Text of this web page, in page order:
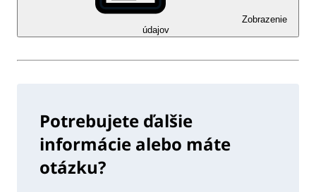
Zobrazenie
údajov
Potrebujete ďalšie
informácie alebo máte
otázku?